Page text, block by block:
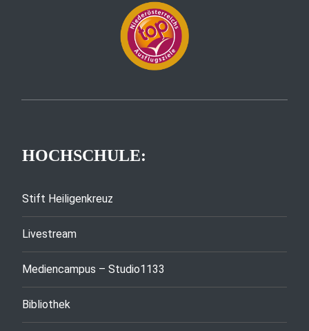
HOCHSCHULE:
Stift Heiligenkreuz
Livestream
Mediencampus – Studio1133
Bibliothek